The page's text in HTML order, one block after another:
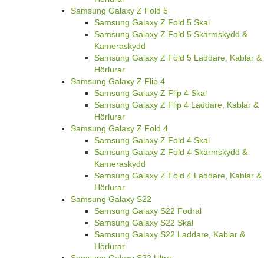
Samsung Galaxy Z Fold 5
Samsung Galaxy Z Fold 5 Skal
Samsung Galaxy Z Fold 5 Skärmskydd &
Kameraskydd
Samsung Galaxy Z Fold 5 Laddare, Kablar &
Hörlurar
Samsung Galaxy Z Flip 4
Samsung Galaxy Z Flip 4 Skal
Samsung Galaxy Z Flip 4 Laddare, Kablar &
Hörlurar
Samsung Galaxy Z Fold 4
Samsung Galaxy Z Fold 4 Skal
Samsung Galaxy Z Fold 4 Skärmskydd &
Kameraskydd
Samsung Galaxy Z Fold 4 Laddare, Kablar &
Hörlurar
Samsung Galaxy S22
Samsung Galaxy S22 Fodral
Samsung Galaxy S22 Skal
Samsung Galaxy S22 Laddare, Kablar &
Hörlurar